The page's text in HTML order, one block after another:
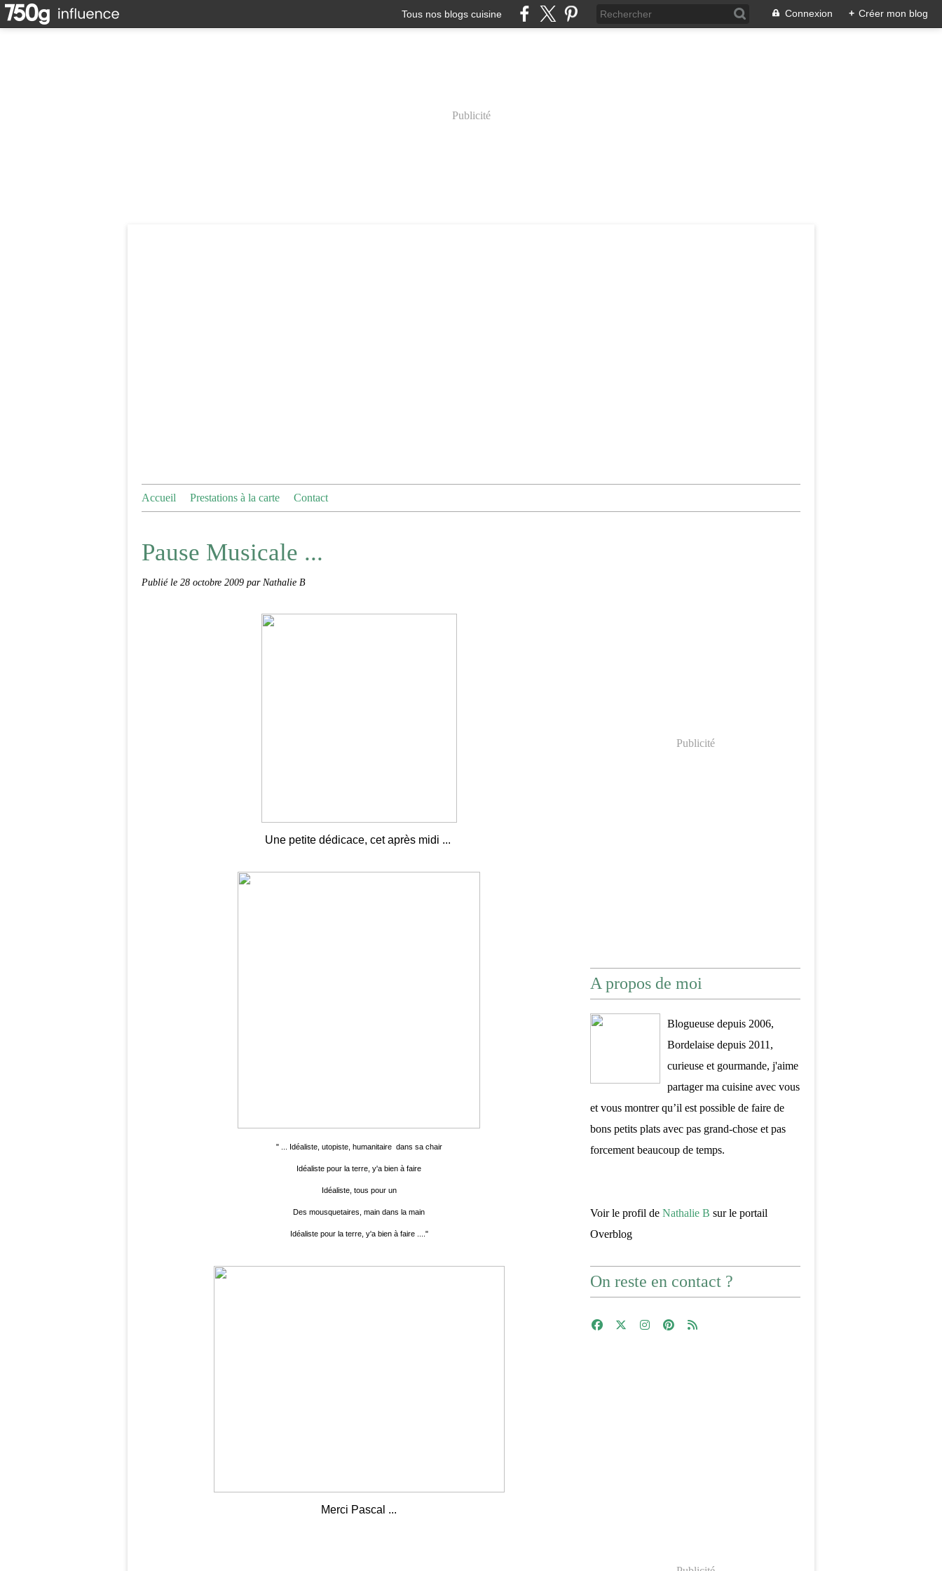
Tous nos blogs cuisine Connexion + Créer mon blog
Publicité
Accueil Prestations à la carte Contact
Pause Musicale ...
Publié le 28 octobre 2009 par Nathalie B
Une petite dédicace, cet après midi ...
" ... Idéaliste, utopiste, humanitaire dans sa chair
Idéaliste pour la terre, y'a bien à faire
Idéaliste, tous pour un
Des mousquetaires, main dans la main
Idéaliste pour la terre, y'a bien à faire ...."
Merci Pascal ...
Publicité
A propos de moi
Blogueuse depuis 2006,
Bordelaise depuis 2011,
curieuse et gourmande, j'aime
partager ma cuisine avec vous
et vous montrer qu’il est possible de faire de
bons petits plats avec pas grand-chose et pas
forcement beaucoup de temps.
Voir le profil de Nathalie B sur le portail
Overblog
On reste en contact ?